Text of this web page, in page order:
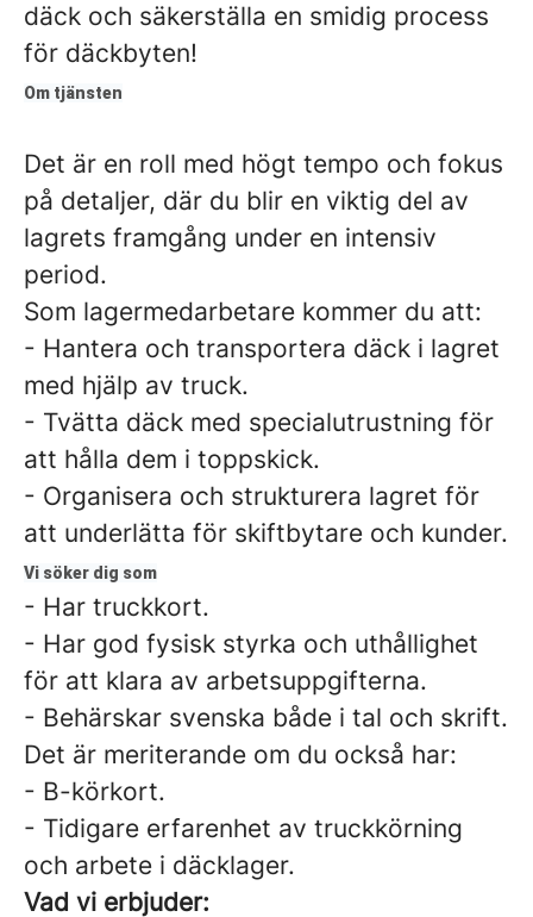
däck och säkerställa en smidig process
för däckbyten!
Om tjänsten
Det är en roll med högt tempo och fokus
på detaljer, där du blir en viktig del av
lagrets framgång under en intensiv
period.
Som lagermedarbetare kommer du att:
- Hantera och transportera däck i lagret
med hjälp av truck.
- Tvätta däck med specialutrustning för
att hålla dem i toppskick.
- Organisera och strukturera lagret för
att underlätta för skiftbytare och kunder.
Vi söker dig som
- Har truckkort.
- Har god fysisk styrka och uthållighet
för att klara av arbetsuppgifterna.
- Behärskar svenska både i tal och skrift.
Det är meriterande om du också har:
- B-körkort.
- Tidigare erfarenhet av truckkörning
och arbete i däcklager.
Vad vi erbjuder: